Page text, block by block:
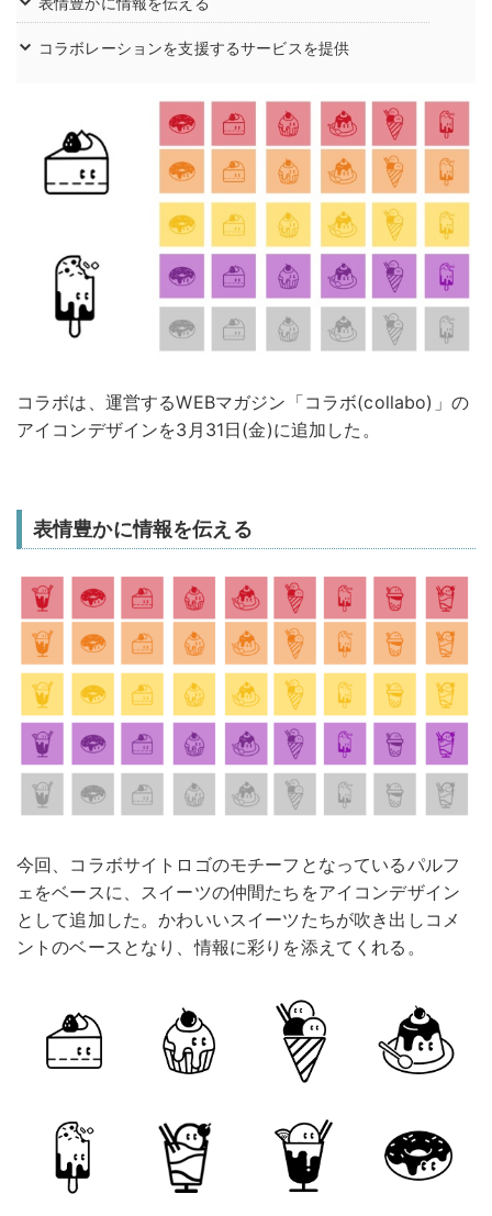
コラボレーションを支援するサービスを提供
コラボは、運営するWEBマガジン「コラボ(collabo)」の
アイコンデザインを3月31日(金)に追加した。
表情豊かに情報を伝える
今回、コラボサイトロゴのモチーフとなっているパルフ
ェをベースに、スイーツの仲間たちをアイコンデザイン
として追加した。かわいいスイーツたちが吹き出しコメ
ントのベースとなり、情報に彩りを添えてくれる。